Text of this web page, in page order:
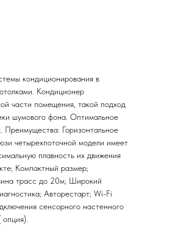
кондиционирования в
Кондиционер
части помещения, такой подход
шумового фона. Оптимальное
Преимущества: Горизонтальное
четырехпоточной модели имеет
плавность их движения
Компактный размер;
трасс до 20м; Широкий
Авторестарт; Wi-Fi
сенсорного настенного